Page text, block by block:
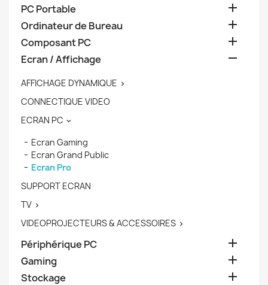
PC Portable

Ordinateur de Bureau 
Composant PC 
Ecran / Affichage 
AFFICHAGE DYNAMIQUE 
CONNECTIQUE VIDEO
ECRAN PC 
Ecran Gaming
Ecran Grand Public
Ecran Pro
SUPPORT ECRAN
TV 
VIDEOPROJECTEURS & ACCESSOIRES 
Périphérique PC 
Gaming 
Stockage 